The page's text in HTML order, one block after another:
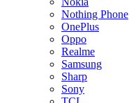
Nothing Phone
OnePlus
Oppo
Realme
Samsung
Sharp
Sony